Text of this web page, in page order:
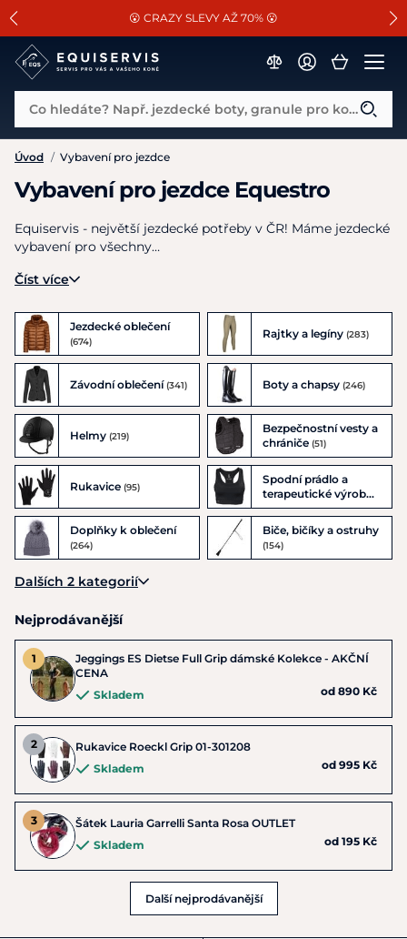
SLEVA 13% na vše od Cassini!
😮 CRAZY SLEVY AŽ 70% 😮
📐Pasování a doplňky k vybraným sedlům ZDARMA 🐴
Co hledáte? Např. jezdecké boty, granule pro koně...
Úvod / Vybavení pro jezdce
Vybavení pro jezdce Equestro
Equiservis - největší jezdecké potřeby v ČR! Máme jezdecké
vybavení pro všechny…
Číst více
Jezdecké oblečení
(674)
Rajtky a legíny (283)
Závodní oblečení(341) Boty a chapsy (246)
Helmy (219)
Bezpečnostní vesty a
chrániče (51)
Rukavice (95)
Spodní prádlo a
terapeutické výrobky
(42)
Doplňky k oblečení
(264)
Biče, bičíky a ostruhy
(154)
Dalších 2 kategorií
Nejprodávanější
Jeggings ES Dietse Full Grip dámské Kolekce - AKČNÍ
CENA
Skladem
od 890 Kč
Rukavice Roeckl Grip 01-301208
Skladem
od 995 Kč
Šátek Lauria Garrelli Santa Rosa OUTLET
Skladem
od 195 Kč
Další nejprodávanější